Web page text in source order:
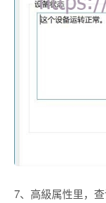
7、高級属性里，